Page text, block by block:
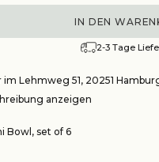
IN DEN
2-3 Tage
im Lehmweg 51, 20251
anzeigen
Bowl, set of 6